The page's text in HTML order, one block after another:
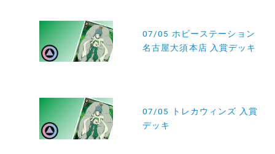
07/05 ホビーステーション
名古屋大須本店 入賞デッキ
07/05 トレカウィンズ 入賞
デッキ